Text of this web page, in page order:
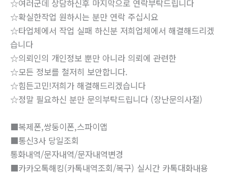
☆여러군데 상담하신후 마지막으로 연락부탁드립니다
☆확실한작업 원하시는 분만 연락 주십시요
☆타업체에서 작업 실패 하신분 저희업체에서 해결해드리겠
습니다
☆의뢰인의 개인정보 뿐만 아니라 의뢰에 관련한
☆모든 정보를 철저히 보안합니다.
☆힘든고민!저희가 해결해드리겠습니다
☆정말 필요하신 분만 문의부탁드립니다 (장난문의사절)
■복제폰,쌍둥이폰,스파이앱
■통신3사 당일조회
통화내역/문자내역/문자내역변경
■카카오톡해킹(카톡내역조회/복구) 실시간 카톡대화내용